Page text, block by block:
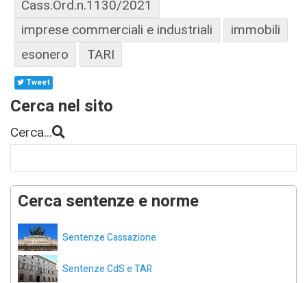
Cass.Ord.n.1130/2021
imprese commerciali e industriali
immobili
esonero
TARI
Tweet
Cerca nel sito
Cerca...
Cerca sentenze e norme
Sentenze Cassazione
Sentenze CdS e TAR